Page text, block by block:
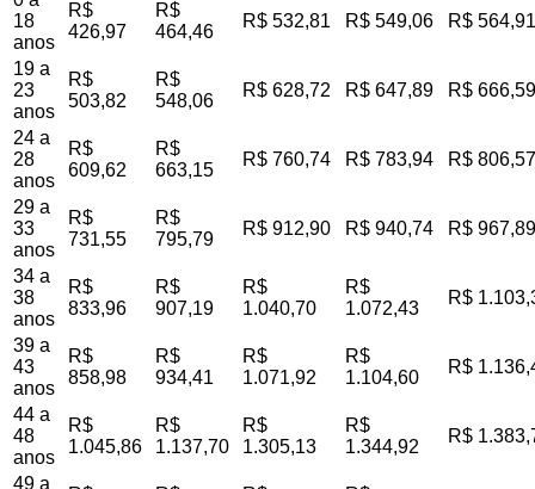
18
anos
R$
426,97
R$
464,46
R$ 532,81 R$ 549,06 R$ 564,91
19 a
23
anos
R$
503,82
R$
548,06
R$ 628,72 R$ 647,89 R$ 666,59
24 a
28
anos
R$
609,62
R$
663,15
R$ 760,74 R$ 783,94 R$ 806,57
29 a
33
anos
R$
731,55
R$
795,79
R$ 912,90 R$ 940,74 R$ 967,89
34 a
38
anos
R$
833,96
R$
907,19
R$
1.040,70
R$
1.072,43
R$
39 a
43
anos
R$
858,98
R$
934,41
R$
1.071,92
R$
1.104,60
R$
44 a
48
anos
R$
1.045,86
R$
1.137,70
R$
1.305,13
R$
1.344,92
R$
49 a